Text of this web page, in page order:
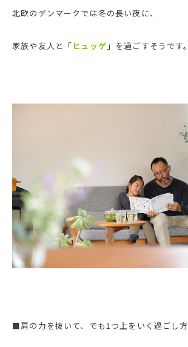
北欧のデンマークでは冬の長い夜に、
家族や友人と「 ヒュッゲ 」を過ごすそうです。
■肩の力を抜いて、でも1つ上をいく過ごし方